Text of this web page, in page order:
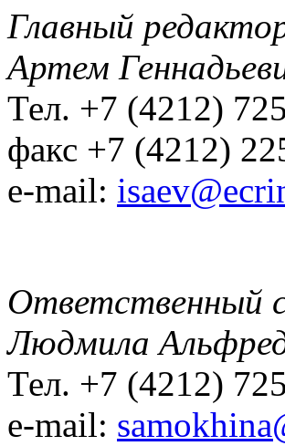
Главный
Артем
Тел. +7 (4212)
факс +7 (4212)
e-mail:
Ответственный
Людмила
Тел. +7 (4212)
e-mail: